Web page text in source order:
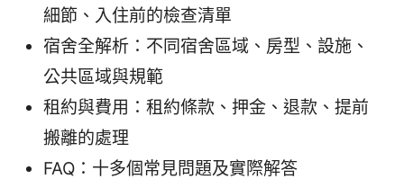
細節、入住前的檢查清單
宿舍全解析：不同宿舍區域、房型、設施、
公共區域與規範
租約與費用：租約條款、押金、退款、提前
搬離的處理
FAQ：十多個常見問題及實際解答